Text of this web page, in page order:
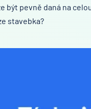
být pevně daná na
stavebka?